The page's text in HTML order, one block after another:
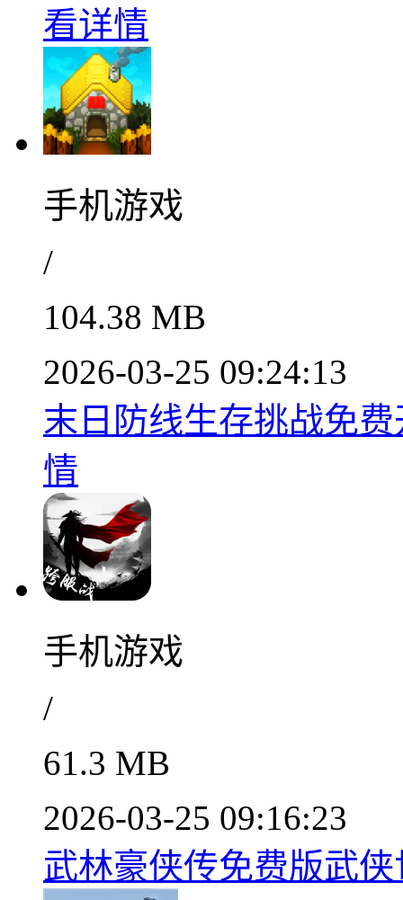
看详情
手机游戏
/
104.38 MB
2026-03-25 09:24:13
末日防线生存挑战免
情
手机游戏
/
61.3 MB
2026-03-25 09:16:23
武林豪侠传免费版武